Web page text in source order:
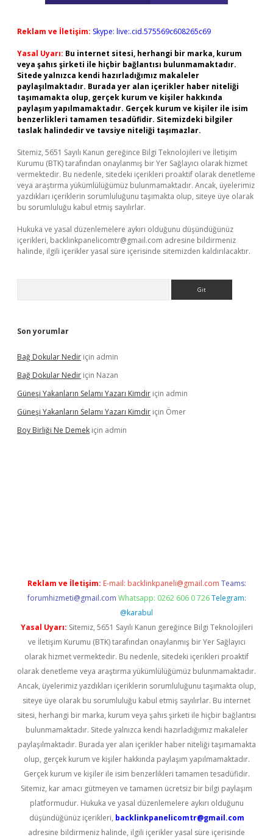
Reklam ve İletişim: Skype: live:.cid.575569c608265c69
Yasal Uyarı: Bu internet sitesi, herhangi bir marka, kurum
veya şahıs şirketi ile hiçbir bağlantısı bulunmamaktadır.
Sitede yalnızca kendi hazırladığımız makaleler
paylaşılmaktadır. Burada yer alan içerikler haber niteliği
taşımamakta olup, gerçek kurum ve kişiler hakkında
paylaşım yapılmamaktadır. Gerçek kurum ve kişiler ile isim
benzerlikleri tamamen tesadüfidir. Sitemizdeki bilgiler
taslak halindedir ve tavsiye niteliği taşımazlar.
Sitemiz, 5651 Sayılı Kanun gereğince Bilgi Teknolojileri ve İletişim
Kurumu (BTK) tarafından onaylanmış bir Yer Sağlayıcı olarak hizmet
vermektedir. Bu nedenle, sitedeki içerikleri proaktif olarak denetleme
veya araştırma yükümlülüğümüz bulunmamaktadır. Ancak, üyelerimiz
yazdıkları içeriklerin sorumluluğunu taşımakta olup, siteye üye olarak
bu sorumluluğu kabul etmiş sayılırlar.
Hukuka ve yasal düzenlemelere aykırı olduğunu düşündüğünüz
içerikleri, backlinkpanelicomtr@gmail.com adresine bildirmeniz
halinde, ilgili içerikler yasal süre içerisinde sitemizden kaldırılacaktır.
Son yorumlar
Bağ Dokular Nedir için admin
Bağ Dokular Nedir için Nazan
Güneşi Yakanların Selamı Yazarı Kimdir için admin
Güneşi Yakanların Selamı Yazarı Kimdir için Ömer
Boy Birliği Ne Demek için admin
Reklam ve İletişim: E-mail: backlinkpaneli@gmail.com Teams:
forumhizmeti@gmail.com Whatsapp: 0262 606 0 726 Telegram:
@karabul
Yasal Uyarı: Sitemiz, 5651 Sayılı Kanun gereğince Bilgi Teknolojileri
ve İletişim Kurumu (BTK) tarafından onaylanmış bir Yer Sağlayıcı
olarak hizmet vermektedir. Bu nedenle, sitedeki içerikleri proaktif
olarak denetleme veya araştırma yükümlülüğümüz bulunmamaktadır.
Ancak, üyelerimiz yazdıkları içeriklerin sorumluluğunu taşımakta olup,
siteye üye olarak bu sorumluluğu kabul etmiş sayılırlar. Bu internet
sitesi, herhangi bir marka, kurum veya şahıs şirketi ile hiçbir bağlantısı
bulunmamaktadır. Sitede yalnızca kendi hazırladığımız makaleler
paylaşılmaktadır. Burada yer alan içerikler haber niteliği taşımamakta
olup, gerçek kurum ve kişiler hakkında paylaşım yapılmamaktadır.
Gerçek kurum ve kişiler ile isim benzerlikleri tamamen tesadüfidir.
Sitemiz, kar amacı gütmeyen ve tamamen ücretsiz bir bilgi paylaşım
platformudur. Hukuka ve yasal düzenlemelere aykırı olduğunu
düşündüğünüz içerikleri, backlinkpanelicomtr@gmail.com
adresine bildirmeniz halinde, ilgili içerikler yasal süre içerisinde